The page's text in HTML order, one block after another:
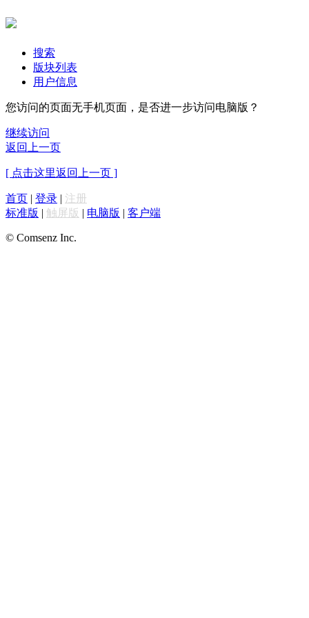
搜索
版块列表
用户信息
您访问的页面无手机页面，是否进一步访问电脑版？
继续访问
返回上一页
[ 点击这里返回上一页 ]
首页 | 登录 | 注册
标准版 | 触屏版 | 电脑版 | 客户端
© Comsenz Inc.